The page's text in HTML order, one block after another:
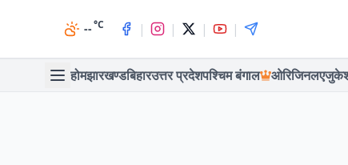
--°C | | | |
होमझारखण्डबिहारउत्तर प्रदेशपश्चिम बंगाल ओरिजिनल